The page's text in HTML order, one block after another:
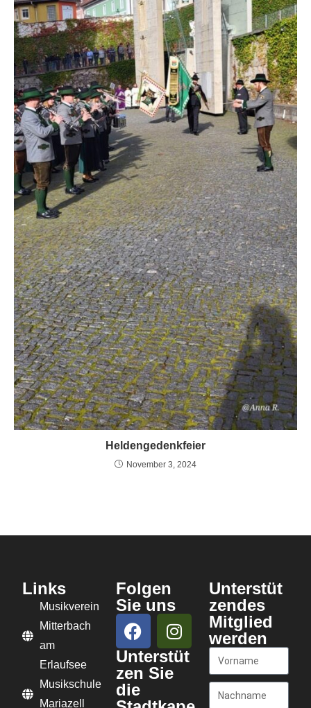
Heldengedenkfeier
November 3, 2024
Links
Musikverein
Mitterbach
am
Erlaufsee
Musikschule
Mariazell
Folgen
Sie uns
Unterstüt
zen Sie
die
Unterstüt
zendes
Mitglied
werden